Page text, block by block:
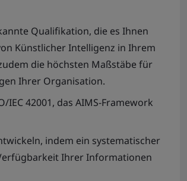
Qualifikation, die es Ihnen
Künstlicher Intelligenz in Ihrem
die höchsten Maßstäbe für
Ihrer Organisation.
42001, das AIMS-Framework
indem ein systematischer
Ihrer Informationen